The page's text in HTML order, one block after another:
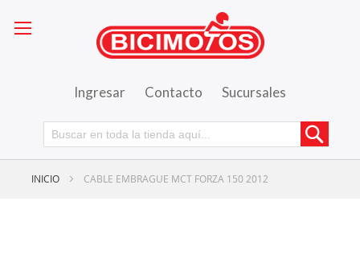
Ingresar Contacto Sucursales
INICIO CABLE EMBRAGUE MCT FORZA 150 2012